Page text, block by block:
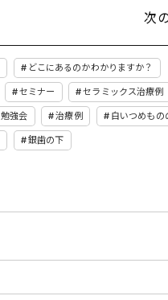
次
どこにあるのかわかりますか？
セミナー セラミックス治療例
勉強会 治療例 白いつめもの
銀歯の下